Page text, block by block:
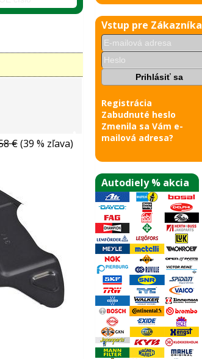
€(39 % zľava)
Vstup pre Zákazníka
Registrácia
Zabudnuté heslo
Zmenila sa Vám e-
mailová adresa?
Autodiely % akcia